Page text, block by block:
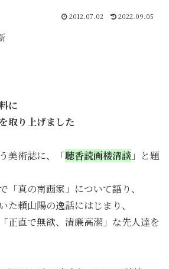
2012.07.02 2022.09.05
に
取り上げました
美術誌に、「聴香読画楼清談 」と題
「真の南画家」について語り、
た頼山陽の逸話にはじまり、
正直で無欲、清廉高潔」な先人達を